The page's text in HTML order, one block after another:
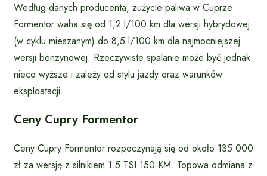
Według danych producenta, zużycie paliwa w Cuprze
Formentor waha się od 1,2 l/100 km dla wersji hybrydowej
(w cyklu mieszanym) do 8,5 l/100 km dla najmocniejszej
wersji benzynowej. Rzeczywiste spalanie może być jednak
nieco wyższe i zależy od stylu jazdy oraz warunków
eksploatacji.
Ceny Cupry Formentor
Ceny Cupry Formentor rozpoczynają się od około 135 000
zł za wersję z silnikiem 1.5 TSI 150 KM. Topowa odmiana z